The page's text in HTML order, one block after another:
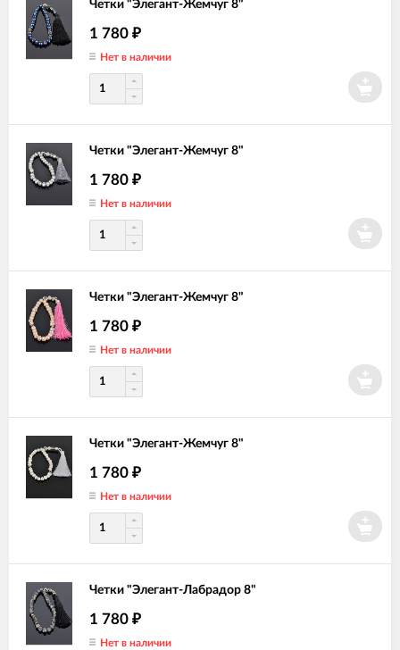
Четки "Элегант-Жемчуг 8"
1 780 ₽
Нет в наличии
Четки "Элегант-Жемчуг 8"
1 780 ₽
Нет в наличии
Четки "Элегант-Жемчуг 8"
1 780 ₽
Нет в наличии
Четки "Элегант-Жемчуг 8"
1 780 ₽
Нет в наличии
Четки "Элегант-Лабрадор 8"
1 780 ₽
Нет в наличии